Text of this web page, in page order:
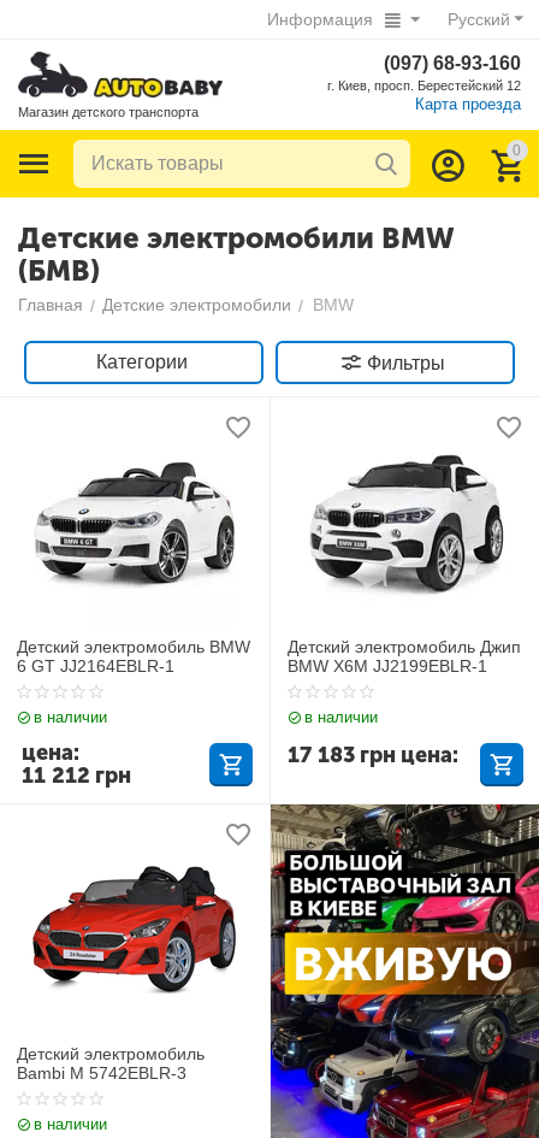
Русский
Информация
Магазин детского транспорта
(097) 68-93-160
г. Киев, просп. Берестейский 12
Карта проезда
0
Детские электромобили BMW
(БМВ)
Главная / Детские электромобили / BMW
Категории Фильтры
Детский электромобиль BMW
6 GT JJ2164EBLR-1
в наличии
11 212 грн
цена:
Детский электромобиль Джип
BMW X6M JJ2199EBLR-1
в наличии
17 183 грн цена:
Детский электромобиль
Bambi M 5742EBLR-3
в наличии